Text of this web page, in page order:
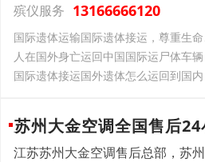
殡仪服务 13166666120
国际遗体运输国际遗体接运，尊重生
人在国外身亡运回中国国际运尸体车
国际遗体接运国外遗体怎么运回到国
苏州大金空调全国售后
江苏苏州大金空调售后总部，苏